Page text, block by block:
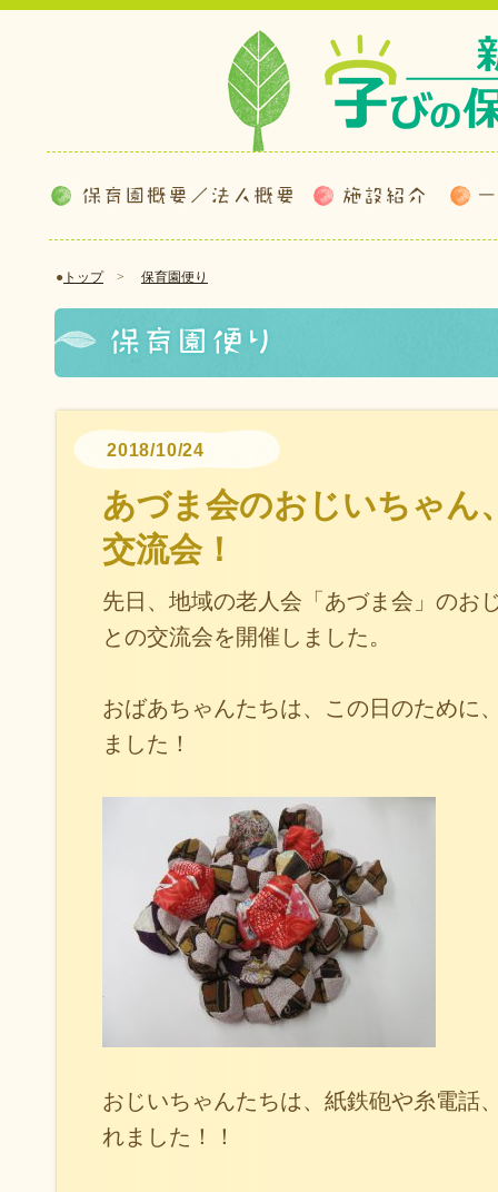
● トップ> 保育園便り
2018/10/24
あづま会のおじいちゃん
交流会！
先日、地域の老人会「あづま会」のお
との交流会を開催しました。
おばあちゃんたちは、この日のために
ました！
おじいちゃんたちは、紙鉄砲や糸電話
れました！！